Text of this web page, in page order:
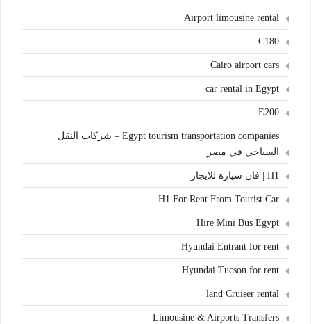
Airport limousine rental
C180
Cairo airport cars
car rental in Egypt
E200
Egypt tourism transportation companies – شركات النقل
السياحي في مصر
H1 | فان سيارة للايجار
H1 For Rent From Tourist Car
Hire Mini Bus Egypt
Hyundai Entrant for rent
Hyundai Tucson for rent
land Cruiser rental
Limousine & Airports Transfers